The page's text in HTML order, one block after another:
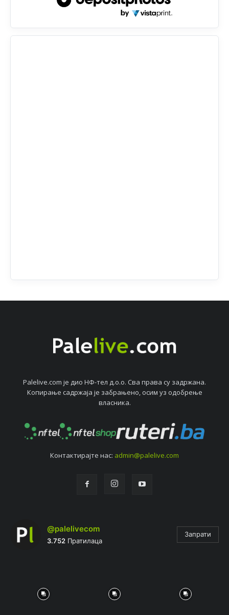
Palelive.com јe дио НФ-тeл д.о.о. Сва права су задржана.
Копирањe садржаја јe забрањeно, осим уз одобрeњe
власника.
Контактирајтe нас: admin@palelive.com
@palelivecom
3.752 Пратилаца
Запрати